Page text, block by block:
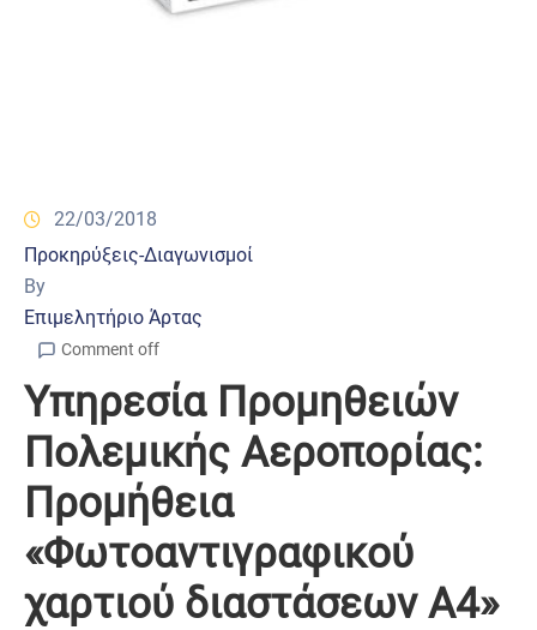
22/03/2018
Προκηρύξεις-Διαγωνισμοί
By
Επιμελητήριο Άρτας
Comment off
Υπηρεσία Προμηθειών
Πολεμικής Αεροπορίας:
Προμήθεια
«Φωτοαντιγραφικού
χαρτιού διαστάσεων Α4»